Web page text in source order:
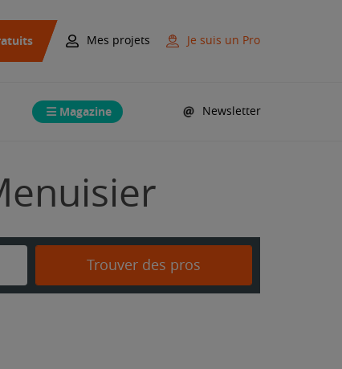
Mes projets Je suis un Pro
Magazine Newsletter
Trouver des pros